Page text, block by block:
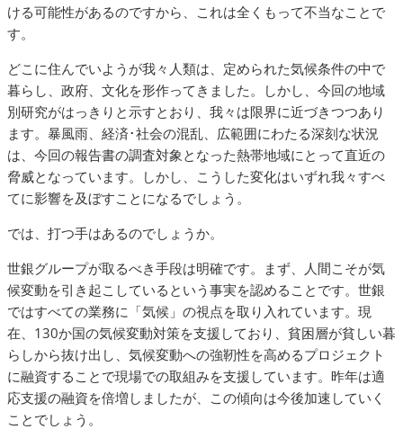
ける可能性があるのですから、これは全くもって不当なことで
す。
どこに住んでいようが我々人類は、定められた気候条件の中で
暮らし、政府、文化を形作ってきました。しかし、今回の地域
別研究がはっきりと示すとおり、我々は限界に近づきつつあり
ます。暴風雨、経済･社会の混乱、広範囲にわたる深刻な状況
は、今回の報告書の調査対象となった熱帯地域にとって直近の
脅威となっています。しかし、こうした変化はいずれ我々すべ
てに影響を及ぼすことになるでしょう。
では、打つ手はあるのでしょうか。
世銀グループが取るべき手段は明確です。まず、人間こそが気
候変動を引き起こしているという事実を認めることです。世銀
ではすべての業務に「気候」の視点を取り入れています。現
在、130か国の気候変動対策を支援しており、貧困層が貧しい暮
らしから抜け出し、気候変動への強靭性を高めるプロジェクト
に融資することで現場での取組みを支援しています。昨年は適
応支援の融資を倍増しましたが、この傾向は今後加速していく
ことでしょう。